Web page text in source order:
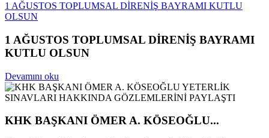
1 AĞUSTOS TOPLUMSAL DİRENİŞ BAYRAMI KUTLU
OLSUN
1 AĞUSTOS TOPLUMSAL DİRENİŞ BAYRAMI
KUTLU OLSUN
Devamını oku
KHK BAŞKANI ÖMER A. KÖSEOĞLU...